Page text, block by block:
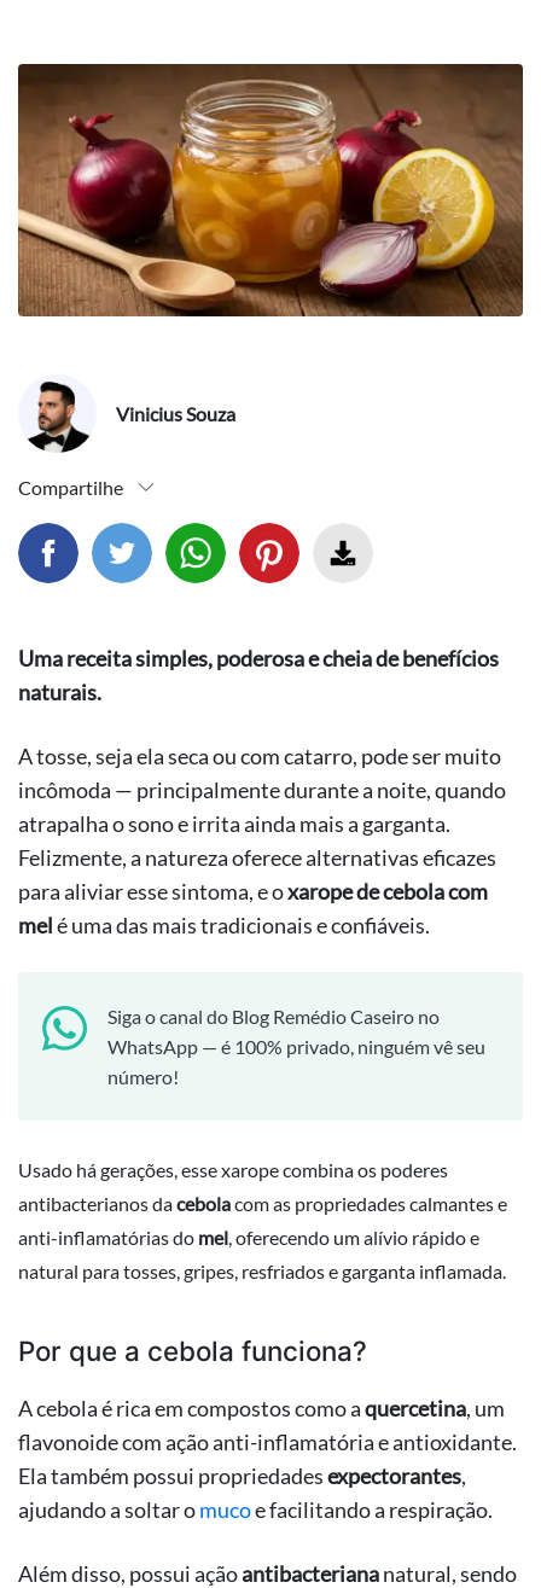
Vinicius Souza
Compartilhe
Compartilhar este artigo no facebook
Compartilhar este artigo no twitter
Compartilhar este artigo no
Uma receita simples, poderosa e cheia de benefícios
naturais.
A tosse, seja ela seca ou com catarro, pode ser muito
incômoda — principalmente durante a noite, quando
atrapalha o sono e irrita ainda mais a garganta.
Felizmente, a natureza oferece alternativas eficazes
para aliviar esse sintoma, e oxarope de cebola com
melé uma das mais tradicionais e confiáveis.
Siga o canal do Blog Remédio Caseiro no
WhatsApp — é 100% privado, ninguém vê seu
número!
Usado há gerações, esse xarope combina os poderes
antibacterianos dacebolacom as propriedades calmantes e
anti-inflamatórias do mel , oferecendo um alívio rápido e
natural para tosses, gripes, resfriados e garganta inflamada.
Por que a cebola funciona?
A cebola é rica em compostos como aquercetina, um
flavonoide com ação anti-inflamatória e antioxidante.
Ela também possui propriedadesexpectorantes,
ajudando a soltar omucoe facilitando a respiração.
Além disso, possui açãoantibacteriananatural, sendo